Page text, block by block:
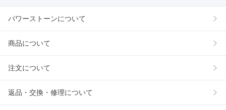
パワーストーンについて
商品について
注文について
返品・交換・修理について